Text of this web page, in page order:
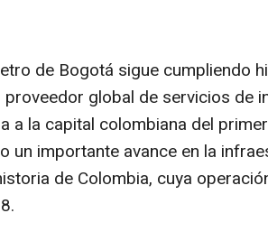
de Bogotá sigue cumpliendo
proveedor global de servicios de
a la capital colombiana del
un importante avance en la
de Colombia, cuya